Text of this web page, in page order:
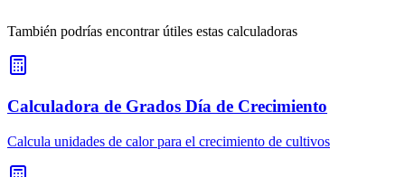
También podrías encontrar útiles estas calculadoras
Calculadora de Grados Día de Crecimiento
Calcula unidades de calor para el crecimiento de cultivos